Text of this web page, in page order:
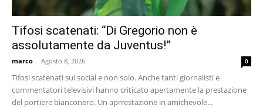
Tifosi scatenati: “Di Gregorio non è
assolutamente da Juventus!”
marco - Agosto 8, 2026 0
Tifosi scatenati sui social e non solo. Anche tanti giornalisti e
commentatori televisivi hanno criticato apertamente la prestazione
del portiere bianconero. Un aprrestazione in amichevole...